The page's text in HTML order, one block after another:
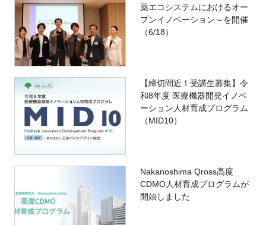
薬エコシステムにおけるオー
プンイノベーション～を開催
（6/18）
【締切間近！受講生募集】令
和8年度 医療機器開発イノベ
ーション人材育成プログラム
（MID10）
Nakanoshima Qross高度
CDMO人材育成プログラムが
開始しました